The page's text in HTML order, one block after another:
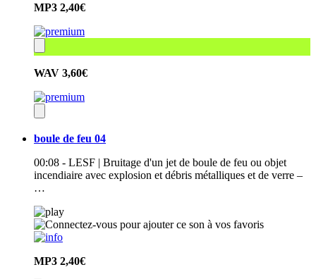
MP3 2,40€
WAV 3,60€
boule de feu 04
00:08 - LESF | Bruitage d'un jet de boule de feu ou objet
incendiaire avec explosion et débris métalliques et de verre –
…
MP3 2,40€